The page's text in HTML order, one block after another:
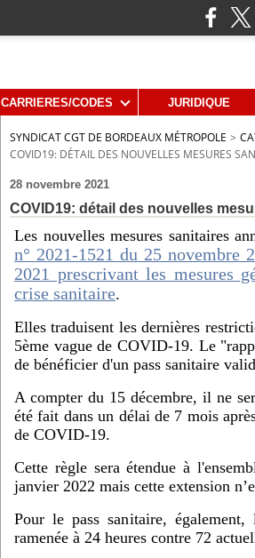
CARRIERES/CODES JURIDIQUE
SYNDICAT CGT DE BORDEAUX MÉTROPOLE >
COVID19: DÉTAIL DES NOUVELLES MESURES
28 novembre 2021
COVID19: détail des nouvelles
Les nouvelles mesures sanitaires
n° 2021-1521 du 25 novembre
2021 prescrivant les mesures
crise sanitaire.
Elles traduisent les dernières
5ème vague de COVID-19. Le
de bénéficier d'un pass sanitaire
A compter du 15 décembre, il ne
été fait dans un délai de 7 mois
de COVID-19.
Cette règle sera étendue à
janvier 2022 mais cette extension
Pour le pass sanitaire,
ramenée à 24 heures contre 72